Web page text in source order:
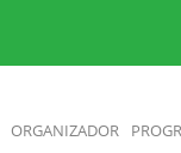
ORGANIZADOR